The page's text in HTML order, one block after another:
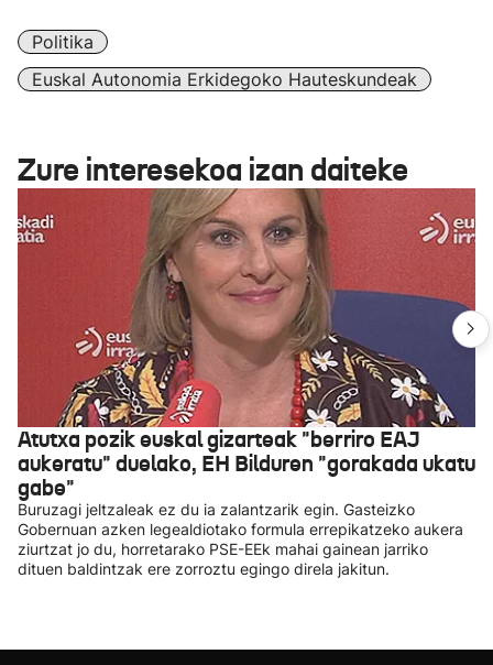
Politika
Euskal Autonomia Erkidegoko Hauteskundeak
Zure interesekoa izan daiteke
Atutxa pozik euskal gizarteak "berriro EAJ
aukeratu" duelako, EH Bilduren "gorakada ukatu
gabe"
Buruzagi jeltzaleak ez du ia zalantzarik egin. Gasteizko
Gobernuan azken legealdiotako formula errepikatzeko aukera
ziurtzat jo du, horretarako PSE-EEk mahai gainean jarriko
dituen baldintzak ere zorroztu egingo direla jakitun.